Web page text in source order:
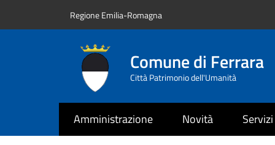
Regione Emilia-Romagna
Comune di Ferrara
Città Patrimonio dell'Umanità
Amministrazione Novità Servizi